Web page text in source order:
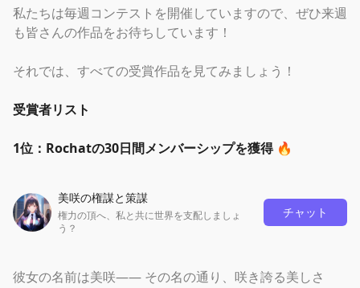
私たちは毎週コンテストを開催していますので、ぜひ来週
も皆さんの作品をお待ちしています！
それでは、すべての受賞作品を見てみましょう！
受賞者リスト
1位：Rochatの30日間メンバーシップを獲得 🔥
美咲の権謀と策謀
権力の頂へ、私と共に世界を支配しましょ
う？
チャット
彼女の名前は美咲—— その名の通り、咲き誇る美しさ